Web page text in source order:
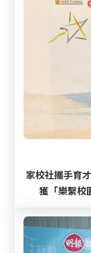
家校社攜手育
獲「樂繫校